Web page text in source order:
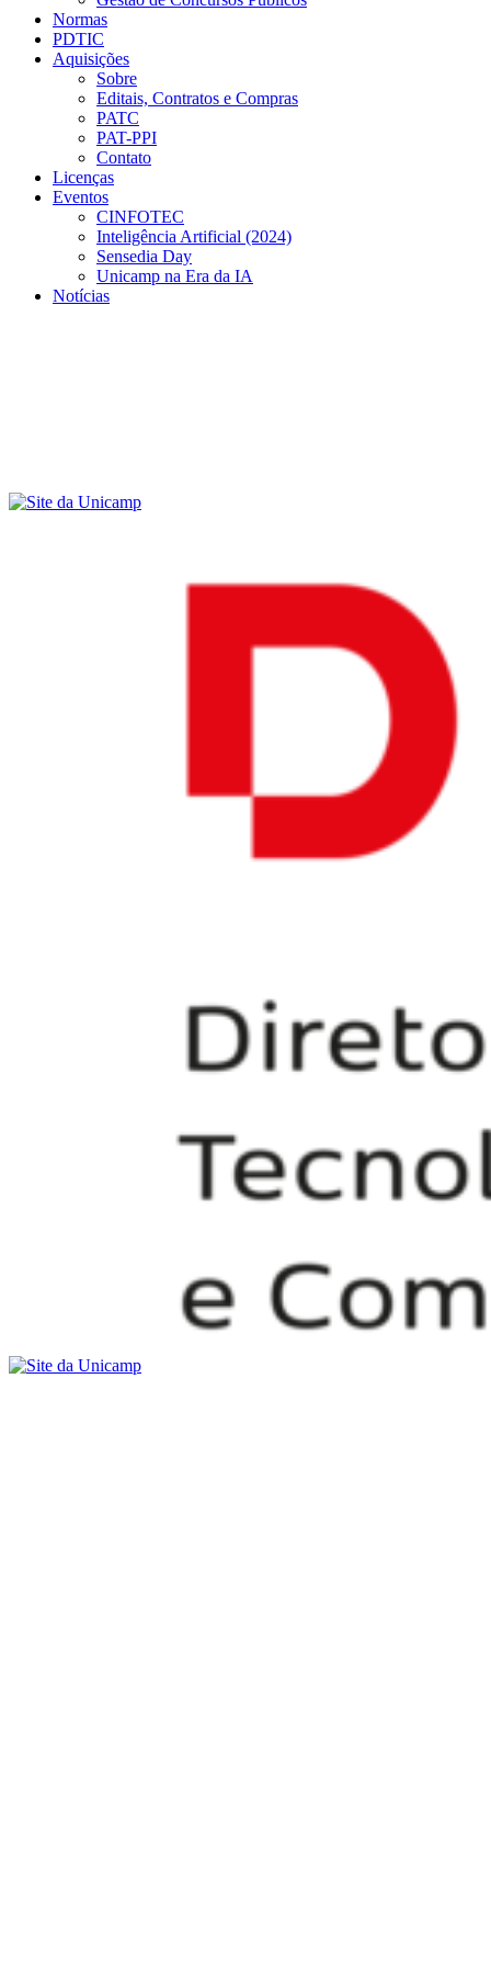
Normas
PDTIC
Aquisições
Sobre
Editais, Contratos e Compras
PATC
PAT-PPI
Contato
Licenças
Eventos
CINFOTEC
Inteligência Artificial (2024)
Sensedia Day
Unicamp na Era da IA
Notícias